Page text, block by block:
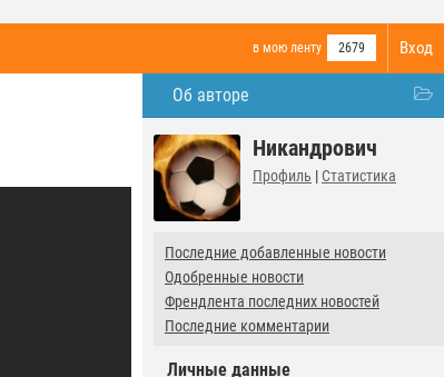
Вход
в мою ленту 2679
Об авторе
Никандрович
Профиль | Статистика
Последние добавленные новости
Одобренные новости
Френдлента последних новостей
Последние комментарии
Личные данные